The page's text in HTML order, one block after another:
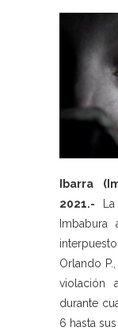
Ibarra
2021.-
Orlando
violación
durante
6 hasta